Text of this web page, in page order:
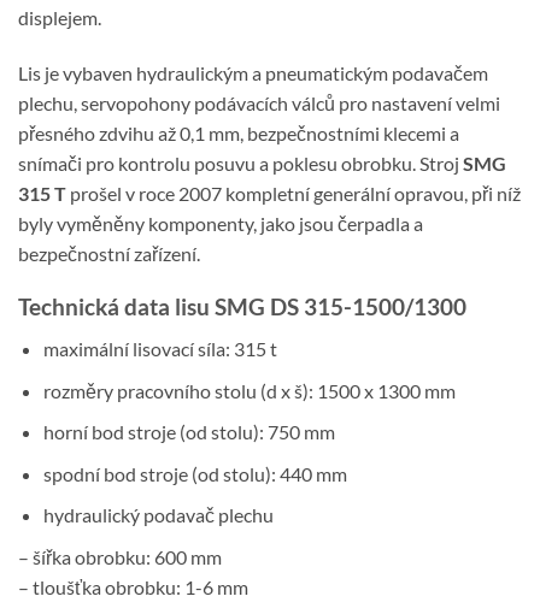
displejem.
Lis je vybaven hydraulickým a pneumatickým podavačem
plechu, servopohony podávacích válců pro nastavení velmi
přesného zdvihu až 0,1 mm, bezpečnostními klecemi a
snímači pro kontrolu posuvu a poklesu obrobku. Stroj SMG
315 T prošel v roce 2007 kompletní generální opravou, při níž
byly vyměněny komponenty, jako jsou čerpadla a
bezpečnostní zařízení.
Technická data lisu SMG DS 315-1500/1300
maximální lisovací síla: 315 t
rozměry pracovního stolu (d x š): 1500 x 1300 mm
horní bod stroje (od stolu): 750 mm
spodní bod stroje (od stolu): 440 mm
hydraulický podavač plechu
– šířka obrobku: 600 mm
– tloušťka obrobku: 1-6 mm